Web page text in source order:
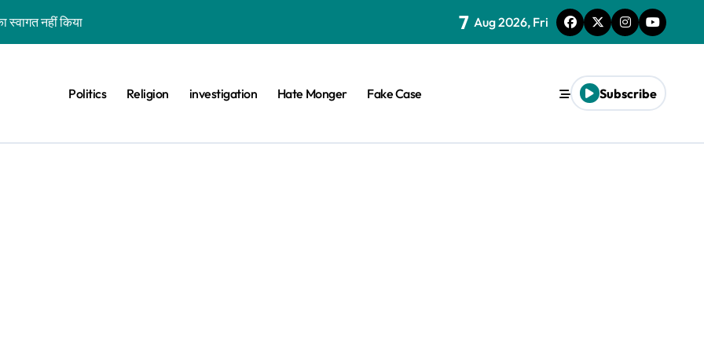
कॉकरोचों को फांसी पर लटकाने की बात नहीं की, वायरल वीडियो AI जेनरेटेड है
खिलाफ विरोध प्रदर्शन का बताकर वायरल है
7 Aug 2026, Fri
Politics Religion investigation Hate Monger Fake Case Subscribe